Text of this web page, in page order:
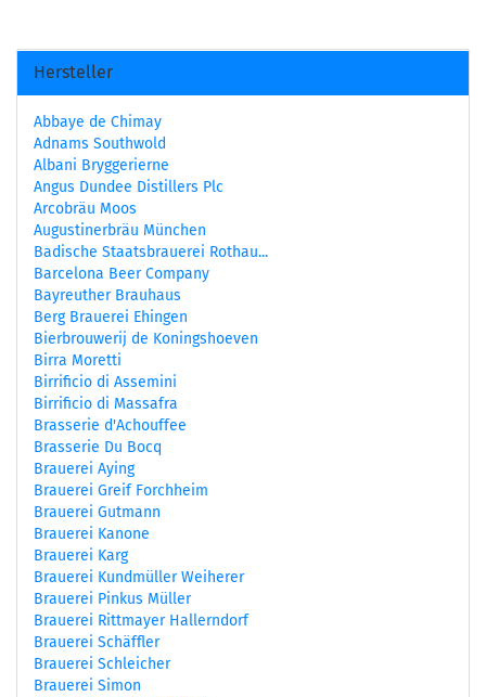
Hersteller
Abbaye de Chimay
Adnams Southwold
Albani Bryggerierne
Angus Dundee Distillers Plc
Arcobräu Moos
Augustinerbräu München
Badische Staatsbrauerei Rothau...
Barcelona Beer Company
Bayreuther Brauhaus
Berg Brauerei Ehingen
Bierbrouwerij de Koningshoeven
Birra Moretti
Birrificio di Assemini
Birrificio di Massafra
Brasserie d'Achouffee
Brasserie Du Bocq
Brauerei Aying
Brauerei Greif Forchheim
Brauerei Gutmann
Brauerei Kanone
Brauerei Karg
Brauerei Kundmüller Weiherer
Brauerei Pinkus Müller
Brauerei Rittmayer Hallerndorf
Brauerei Schäffler
Brauerei Schleicher
Brauerei Simon